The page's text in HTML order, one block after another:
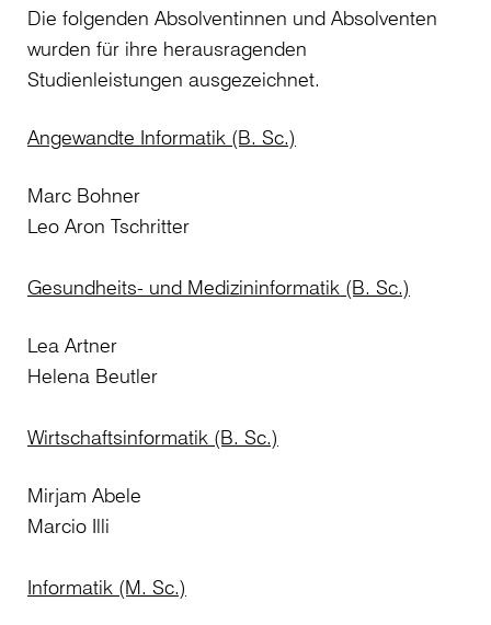
Die folgenden Absolventinnen und Absolventen
wurden für ihre herausragenden
Studienleistungen ausgezeichnet.
Angewandte Informatik (B. Sc.)
Marc Bohner
Leo Aron Tschritter
Gesundheits- und Medizininformatik (B. Sc.)
Lea Artner
Helena Beutler
Wirtschaftsinformatik (B. Sc.)
Mirjam Abele
Marcio Illi
Informatik (M. Sc.)